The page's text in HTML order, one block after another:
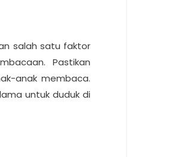
salah satu faktor
Pastikan
anak membaca.
untuk duduk di